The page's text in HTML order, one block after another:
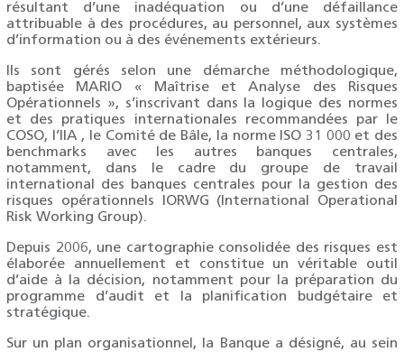
résultant d’une inadéquation ou d’une défaillance
attribuable à des procédures, au personnel, aux systèmes
d’information ou à des événements extérieurs.
Ils sont gérés selon une démarche méthodologique,
baptisée MARIO « Maîtrise et Analyse des Risques
Opérationnels », s’inscrivant dans la logique des normes
et des pratiques internationales recommandées par le
COSO, l’IIA , le Comité de Bâle, la norme ISO 31 000 et des
benchmarks avec les autres banques centrales,
notamment, dans le cadre du groupe de travail
international des banques centrales pour la gestion des
risques opérationnels IORWG (International Operational
Risk Working Group).
Depuis 2006, une cartographie consolidée des risques est
élaborée annuellement et constitue un véritable outil
d’aide à la décision, notamment pour la préparation du
programme d’audit et la planification budgétaire et
stratégique.
Sur un plan organisationnel, la Banque a désigné, au sein